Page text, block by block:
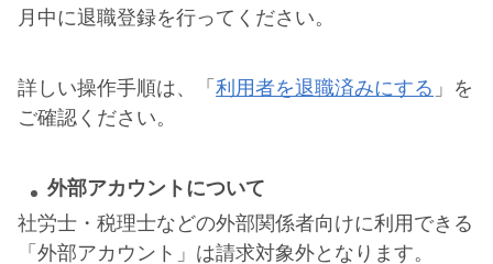
月中に退職登録を行ってください。
詳しい操作手順は、「 利用者を退職済みにする 」を
ご確認ください。
外部アカウントについて
社労士・税理士などの外部関係者向けに利用できる
「外部アカウント」は請求対象外となります。